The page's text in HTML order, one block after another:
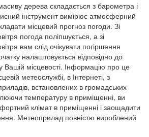
дерева складається з барометра і
інструмент вимірює атмосферний
місцевий прогноз погоди. Зі
погода поліпшується, а зі
вам слід очікувати погіршення
налаштовується відповідно до
Вашій місцевості. Інформацію про це
метеослужбі, в Інтернеті, з
встановлених в громадських
температуру в приміщенні, ви
клімат в приміщенні і заощадити
Метеоприлад повністю вироблений